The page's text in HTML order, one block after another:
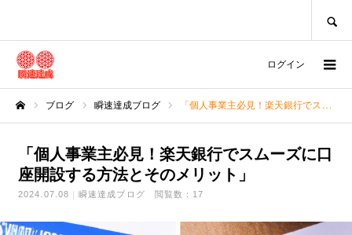
ログイン
ブログ 瞬速達成ブログ 「個人事業主必見！楽天銀行でスムーズに口座開設する方法とそのメリット」
「個人事業主必見！楽天銀行でスムーズに口
座開設する方法とそのメリット」
2024.07.08 瞬速達成ブログ 閲覧数：17